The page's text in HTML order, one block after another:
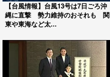
【台風情報】台風13号は7日ごろ沖
縄に直撃 勢力維持のおそれも 関
東や東海など太...